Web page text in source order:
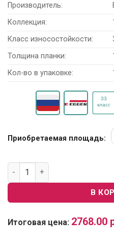
Производитель:
Коллекция:
Класс износостойкости:
Толщина планки:
Кол-во в упаковке:
Приобретаемая площадь:
Количество товара
В
Итоговая цена: 2768.00